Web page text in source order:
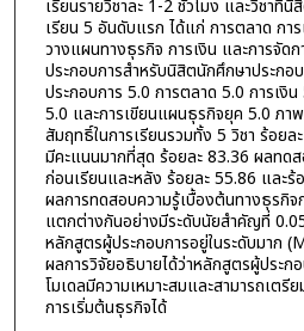
เรียนรายวิชาละ 1-2 ชั่วโมง และวิชาที่
เรียน 5 อันดับแรก ได้แก่ การตลาด กา
วางแผนทางธุรกิจ การเงิน และการจั
ประกอบการสำหรับนิสิตนักศึกษาประกอ
ประกอบการ 5.0 การตลาด 5.0 การเงิ
5.0 และการเขียนแผนธุรกิจยุค 5.0 ภา
สัมฤทธิ์ในการเรียนรวมทั้ง 5 วิชา ร้อยล
มีคะแนนมากที่สุด ร้อยละ 83.36 ผลทด
ก่อนเรียนและหลัง ร้อยละ 55.86 และร้
ผลการทดสอบความรู้เบื้องต้นทางธุรกิ
แตกต่างกันอย่างมีระดับนัยสำคัญที่
หลักสูตรผู้ประกอบการอยู่ในระดับมาก
ผลการวิจัยอธิบายได้ว่าหลักสูตรผู้ประ
โมเดลมีความเหมาะสมและสามารถเต
การเริ่มต้นธุรกิจได้